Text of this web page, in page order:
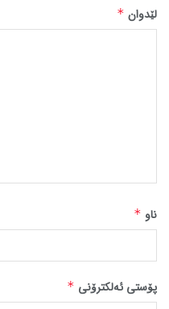
لێدوان *
ناو *
پۆستی ئەلکترۆنی *